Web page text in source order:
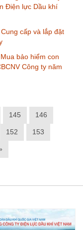
Điện lực Dầu khí
cấp và lắp đặt
bảo hiểm con
Công ty năm
145 146
152 153